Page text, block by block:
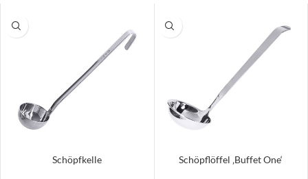
Schöpfkelle Schöpflöffel ‚Buffet One‘